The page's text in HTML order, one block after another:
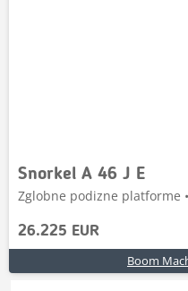
Snorkel A 46 J E
Zglobne podizne platforme
26.225 EUR
Boom